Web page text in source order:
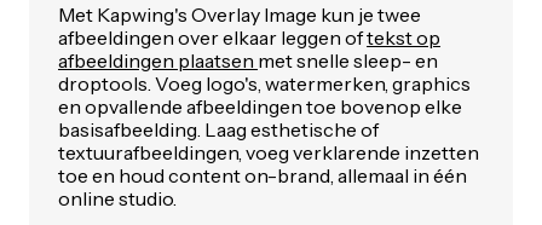
Met Kapwing's Overlay Image kun je twee
afbeeldingen over elkaar leggen oftekst op
afbeeldingen plaatsen met snelle sleep- en
droptools. Voeg logo's, watermerken, graphics
en opvallende afbeeldingen toe bovenop elke
basisafbeelding. Laag esthetische of
textuurafbeeldingen, voeg verklarende inzetten
toe en houd content on-brand, allemaal in één
online studio.